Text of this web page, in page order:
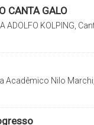
CANTA GALO
ADOLFO KOLPING,
Acadêmico Nilo